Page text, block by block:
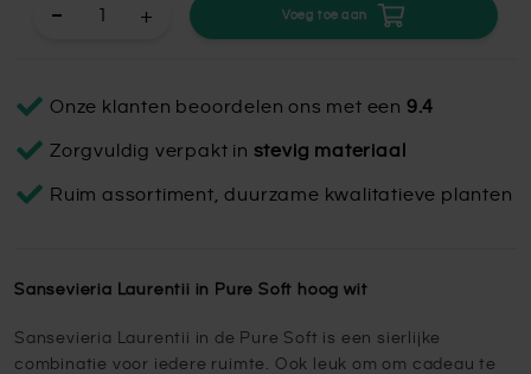
+ Voeg toe aan
Onze klanten beoordelen ons met een 9.4
Zorgvuldig verpakt in stevig materiaal
Ruim assortiment, duurzame kwalitatieve planten
Sansevieria Laurentii in Pure Soft hoog wit
Sansevieria Laurentii in de Pure Soft is een sierlijke
combinatie voor iedere ruimte. Ook leuk om om cadeau te